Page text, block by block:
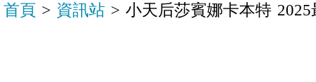
首頁 > 資訊站 > 小天后莎賓娜卡本特 2025